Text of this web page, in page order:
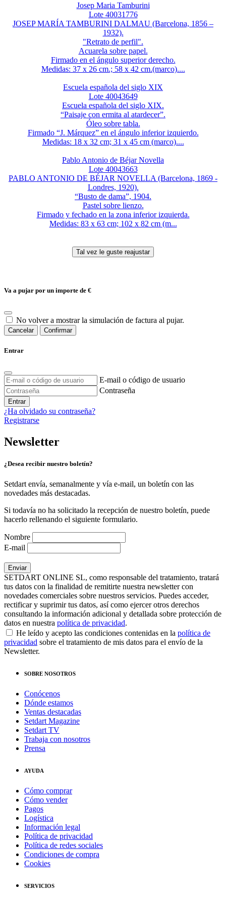
Josep Maria Tamburini
Lote 40031776
JOSEP MARÍA TAMBURINI DALMAU (Barcelona, 1856 –
1932).
"Retrato de perfil".
Acuarela sobre papel.
Firmado en el ángulo superior derecho.
Medidas: 37 x 26 cm.; 58 x 42 cm.(marco)....
Escuela española del siglo XIX
Lote 40043649
Escuela española del siglo XIX.
“Paisaje con ermita al atardecer”.
Óleo sobre tabla.
Firmado “J. Márquez” en el ángulo inferior izquierdo.
Medidas: 18 x 32 cm; 31 x 45 cm (marco)....
Pablo Antonio de Béjar Novella
Lote 40043663
PABLO ANTONIO DE BÉJAR NOVELLA (Barcelona, 1869 -
Londres, 1920).
“Busto de dama”, 1904.
Pastel sobre lienzo.
Firmado y fechado en la zona inferior izquierda.
Medidas: 83 x 63 cm; 102 x 82 cm (m...
Va a pujar por un importe de €
No volver a mostrar la simulación de factura al pujar.
Cancelar Confirmar
Entrar
E-mail o código de usuario
Contraseña
Entrar
¿Ha olvidado su contraseña?
Registrarse
Newsletter
¿Desea recibir nuestro boletín?
Setdart envía, semanalmente y vía e-mail, un boletín con las
novedades más destacadas.
Si todavía no ha solicitado la recepción de nuestro boletín, puede
hacerlo rellenando el siguiente formulario.
Nombre
E-mail
SETDART ONLINE SL, como responsable del tratamiento, tratará
tus datos con la finalidad de remitirte nuestra newsletter con
novedades comerciales sobre nuestros servicios. Puedes acceder,
rectificar y suprimir tus datos, así como ejercer otros derechos
consultando la información adicional y detallada sobre protección de
datos en nuestra política de privacidad.
He leído y acepto las condiciones contenidas en la política de
privacidad sobre el tratamiento de mis datos para el envío de la
Newsletter.
SOBRE NOSOTROS
Conócenos
Dónde estamos
Ventas destacadas
Setdart Magazine
Setdart TV
Trabaja con nosotros
Prensa
AYUDA
Cómo comprar
Cómo vender
Pagos
Logística
Información legal
Política de privacidad
Política de redes sociales
Condiciones de compra
Cookies
SERVICIOS